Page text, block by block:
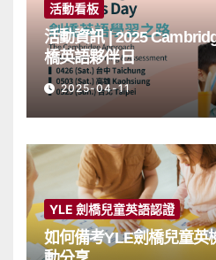
活動看板
活動資訊 | 2025
橋英語夥伴日
2025-04-11
YLE 劍橋兒童英語認證
如何備考YLE劍橋兒童英